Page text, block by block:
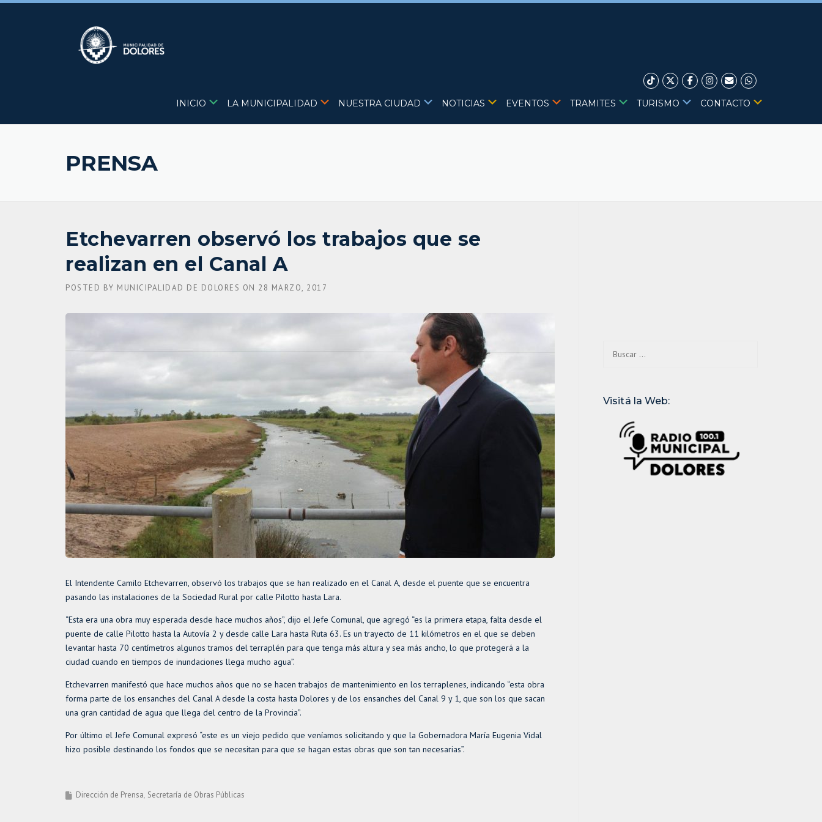
Skip
INICIO LA MUNICIPALIDAD NUESTRA CIUDAD NOTICIAS EVENTOS TRAMITES TURISMO CONTACTO
PRENSA
Etchevarren observó los trabajos que se
realizan en el Canal A
POSTED BY MUNICIPALIDAD DE DOLORES ON 28 MARZO, 2017
El Intendente Camilo Etchevarren, observó los trabajos que se han realizado en el Canal A, desde el puente que se encuentra
pasando las instalaciones de la Sociedad Rural por calle Pilotto hasta Lara.
“Esta era una obra muy esperada desde hace muchos años”, dijo el Jefe Comunal, que agregó “es la primera etapa, falta desde el
puente de calle Pilotto hasta la Autovía 2 y desde calle Lara hasta Ruta 63. Es un trayecto de 11 kilómetros en el que se deben
levantar hasta 70 centímetros algunos tramos del terraplén para que tenga más altura y sea más ancho, lo que protegerá a la
ciudad cuando en tiempos de inundaciones llega mucho agua”.
Etchevarren manifestó que hace muchos años que no se hacen trabajos de mantenimiento en los terraplenes, indicando “esta obra
forma parte de los ensanches del Canal A desde la costa hasta Dolores y de los ensanches del Canal 9 y 1, que son los que sacan
una gran cantidad de agua que llega del centro de la Provincia”.
Por último el Jefe Comunal expresó “este es un viejo pedido que veníamos solicitando y que la Gobernadora María Eugenia Vidal
hizo posible destinando los fondos que se necesitan para que se hagan estas obras que son tan necesarias”.
Dirección de Prensa Secretaría de Obras Públicas
Visitá la Web: